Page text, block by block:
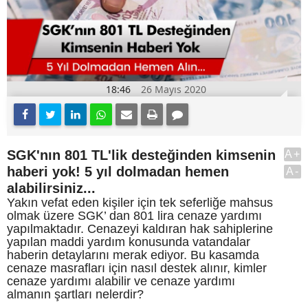
18:46 26 Mayıs 2020
SGK'nın 801 TL'lik desteğinden kimsenin
haberi yok! 5 yıl dolmadan hemen
alabilirsiniz...
Yakın vefat eden kişiler için tek seferliğe mahsus
olmak üzere SGK’ dan 801 lira cenaze yardımı
yapılmaktadır. Cenazeyi kaldıran hak sahiplerine
yapılan maddi yardım konusunda vatandalar
haberin detaylarını merak ediyor. Bu kasamda
cenaze masrafları için nasıl destek alınır, kimler
cenaze yardımı alabilir ve cenaze yardımı
almanın şartları nelerdir?
A+
A-